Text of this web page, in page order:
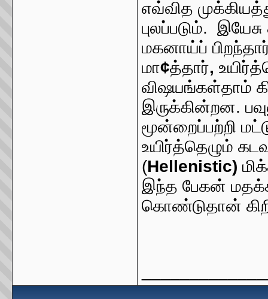
எவ்வித
புலப்படும்.
மகனாய்ப்
மா¢த்தார்,
விஷயங்கள்தாம்
இருக்கின்றன.
மூன்றைப்பற்றி
உயிர்த்தெழும்
(Hellenistic)
இந்த பேகன்
கொண்டுதான்